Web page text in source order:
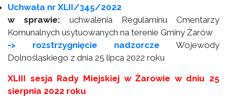
Uchwała nr XLII/345/2022
w sprawie: uchwalenia Regulaminu Cmentarzy
Komunalnych usytuowanych na terenie Gminy Żarów
-> rozstrzygnięcie nadzorcze Wojewody
Dolnośląskiego z dnia 25 lipca 2022 roku
XLIII sesja Rady Miejskiej w Żarowie w dniu 25
sierpnia 2022 roku